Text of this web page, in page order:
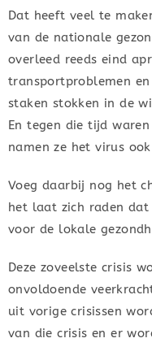
Dat heeft veel te
van de nationale
overleed reeds eind
transportproblemen
staken stokken in de
En tegen die tijd
namen ze het virus
Voeg daarbij nog het
het laat zich raden
voor de lokale
Deze zoveelste crisis
onvoldoende
uit vorige crisissen
van die crisis en er